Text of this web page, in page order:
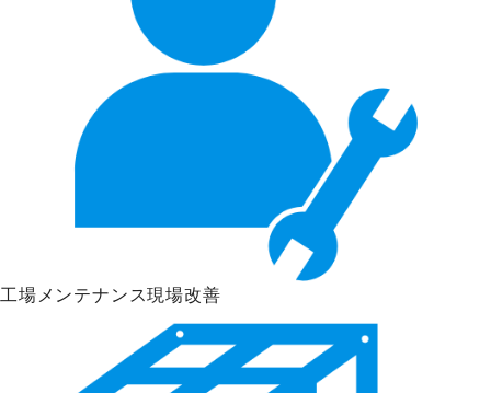
工場メンテナンス現場改善